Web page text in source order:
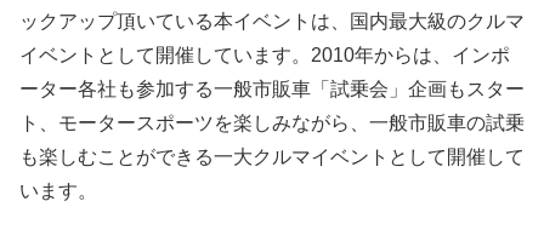
ックアップ頂いている本イベントは、国内最大級のクルマ
イベントとして開催しています。2010年からは、インポ
ーター各社も参加する一般市販車「試乗会」企画もスター
ト、モータースポーツを楽しみながら、一般市販車の試乗
も楽しむことができる一大クルマイベントとして開催して
います。